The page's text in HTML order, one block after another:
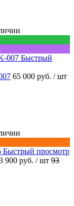
Быстрый
65 000 руб. / шт
Быстрый просмотр
900 руб. / шт 93